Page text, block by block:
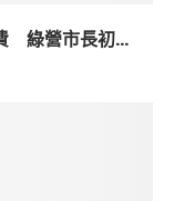
綠營市長初...